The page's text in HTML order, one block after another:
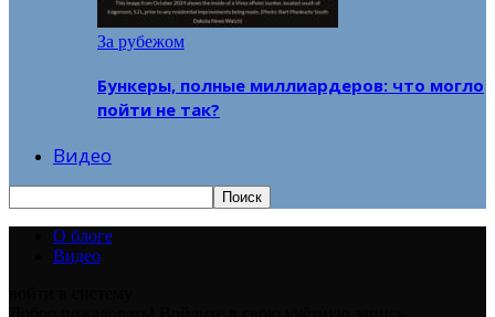
За рубежом
Бункеры, полные миллиардеров: что могло
пойти не так?
Видео
О блоге
Видео